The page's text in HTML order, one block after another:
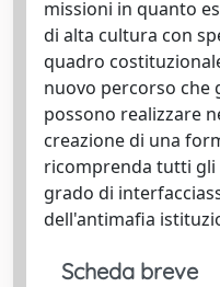
missioni in quanto
di alta cultura con
quadro
nuovo percorso che
possono realizzare
creazione di una
ricomprenda tutti gli
grado di
dell'antimafia
Scheda breve